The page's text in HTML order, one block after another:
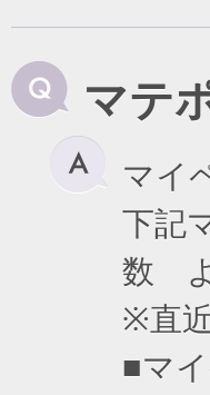
マテ
マイ
下記
数
※直
■マ